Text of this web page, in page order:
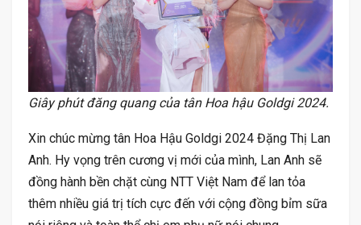
Giây phút đăng quang của tân Hoa hậu Goldgi 2024.
Xin chúc mừng tân Hoa Hậu Goldgi 2024 Đặng Thị Lan
Anh. Hy vọng trên cương vị mới của mình, Lan Anh sẽ
đồng hành bền chặt cùng NTT Việt Nam để lan tỏa
thêm nhiều giá trị tích cực đến với cộng đồng bỉm sữa